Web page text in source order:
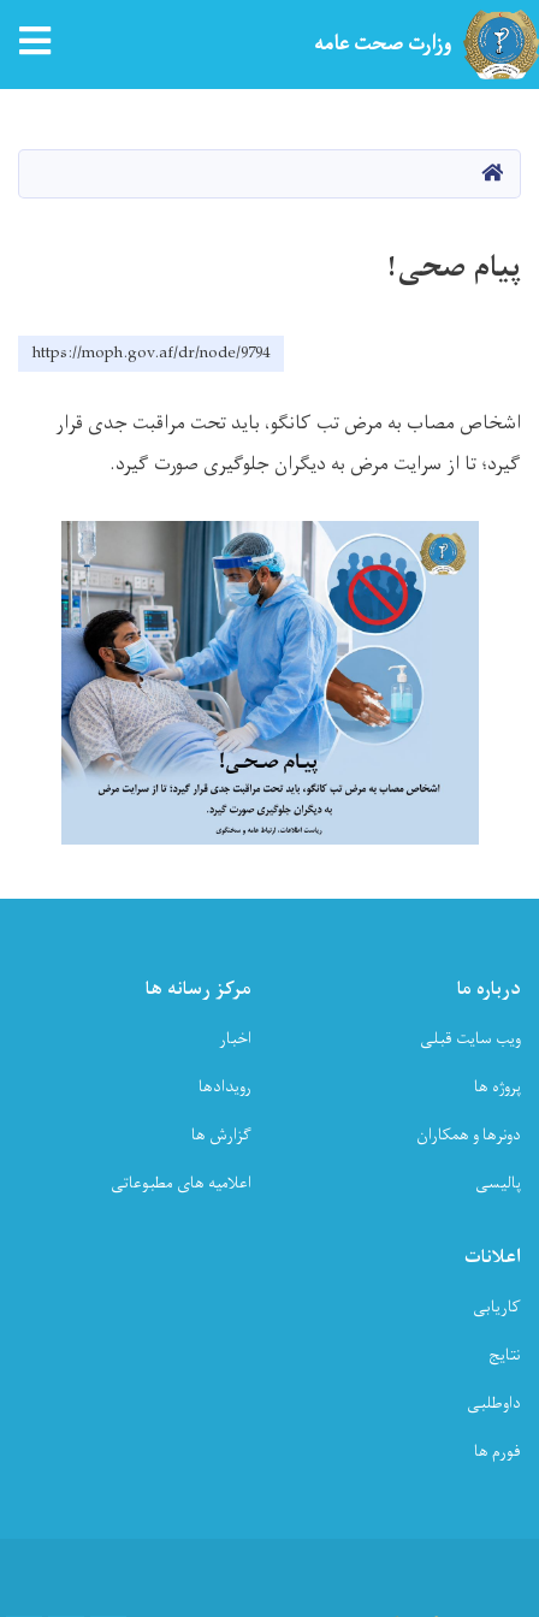
content
وزارت صحت عامه
HOME
پیام صحی!
https://moph.gov.af/dr/node/9794
اشخاص مصاب به مرض تب کانگو، باید تحت مراقبت جدی قرار
گیرد؛ تا از سرایت مرض به دیگران جلوگیری صورت گیرد.
درباره ما
ویب سایت قبلی
پروژه ها
دونرها و همکاران
پالیسی
مرکز رسانه ها
اخبار
رویدادها
گزارش ها
اعلامیه های مطبوعاتی
اعلانات
کاریابی
نتایج
داوطلبی
فورم ها